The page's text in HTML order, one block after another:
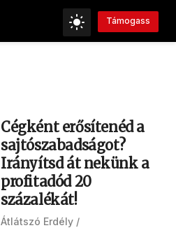
Támogass
Cégként erősítenéd a
sajtószabadságot?
Irányítsd át nekünk a
profitadód 20
százalékát!
Átlátszó Erdély